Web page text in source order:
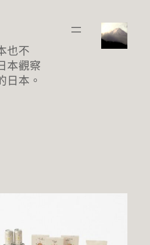
也不
本觀察
日本。